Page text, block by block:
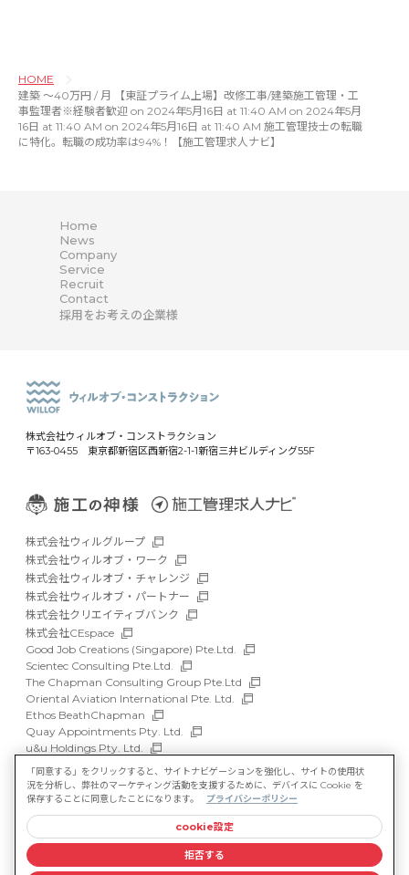
HOME
建築 〜40万円 / 月 【東証プライム上場】改修工事/建築施工管理・工
事監理者※経験者歓迎 on 2024年5月16日 at 11:40 AM on 2024年5月
16日 at 11:40 AM on 2024年5月16日 at 11:40 AM 施工管理技士の転職
に特化。転職の成功率は94%！【施工管理求人ナビ】
Home
News
Company
Service
Recruit
Contact
採用をお考えの企業様
株式会社ウィルオブ・コンストラクション
〒163-0455 東京都新宿区西新宿2-1-1新宿三井ビルディング55F
株式会社ウィルグループ
株式会社ウィルオブ・ワーク
株式会社ウィルオブ・チャレンジ
株式会社ウィルオブ・パートナー
株式会社クリエイティブバンク
株式会社CEspace
Good Job Creations (Singapore) Pte.Ltd.
Scientec Consulting Pte.Ltd.
The Chapman Consulting Group Pte.Ltd
Oriental Aviation International Pte. Ltd.
Ethos BeathChapman
Quay Appointments Pty. Ltd.
u&u Holdings Pty. Ltd.
DFP Recruitment Holdings Pty. Ltd.
Asia Recruit Holdings Sdn.Bhd.
WILLOF Vietnam Company Limited
サイトマップ
マルチステークホルダー方針
情報セキュリティ基本方針
プライバシーポリシー
「同意する」をクリックすると、サイトナビゲーションを強化し、サイトの使用状
況を分析し、弊社のマーケティング活動を支援するために、デバイスに Cookie を
保存することに同意したことになります。
プライバシーポリシー
cookie設定
拒否する